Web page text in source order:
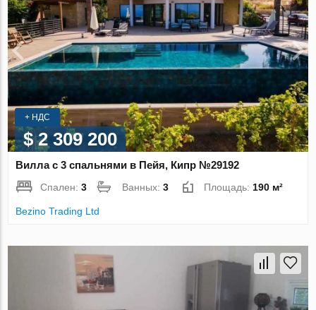
+ НДС
$ 2 309 200
Вилла с 3 спальнями в Пейя, Кипр №29192
Спален:3 Ванных:3 Площадь: 190 м²
Bezino Trading Ltd